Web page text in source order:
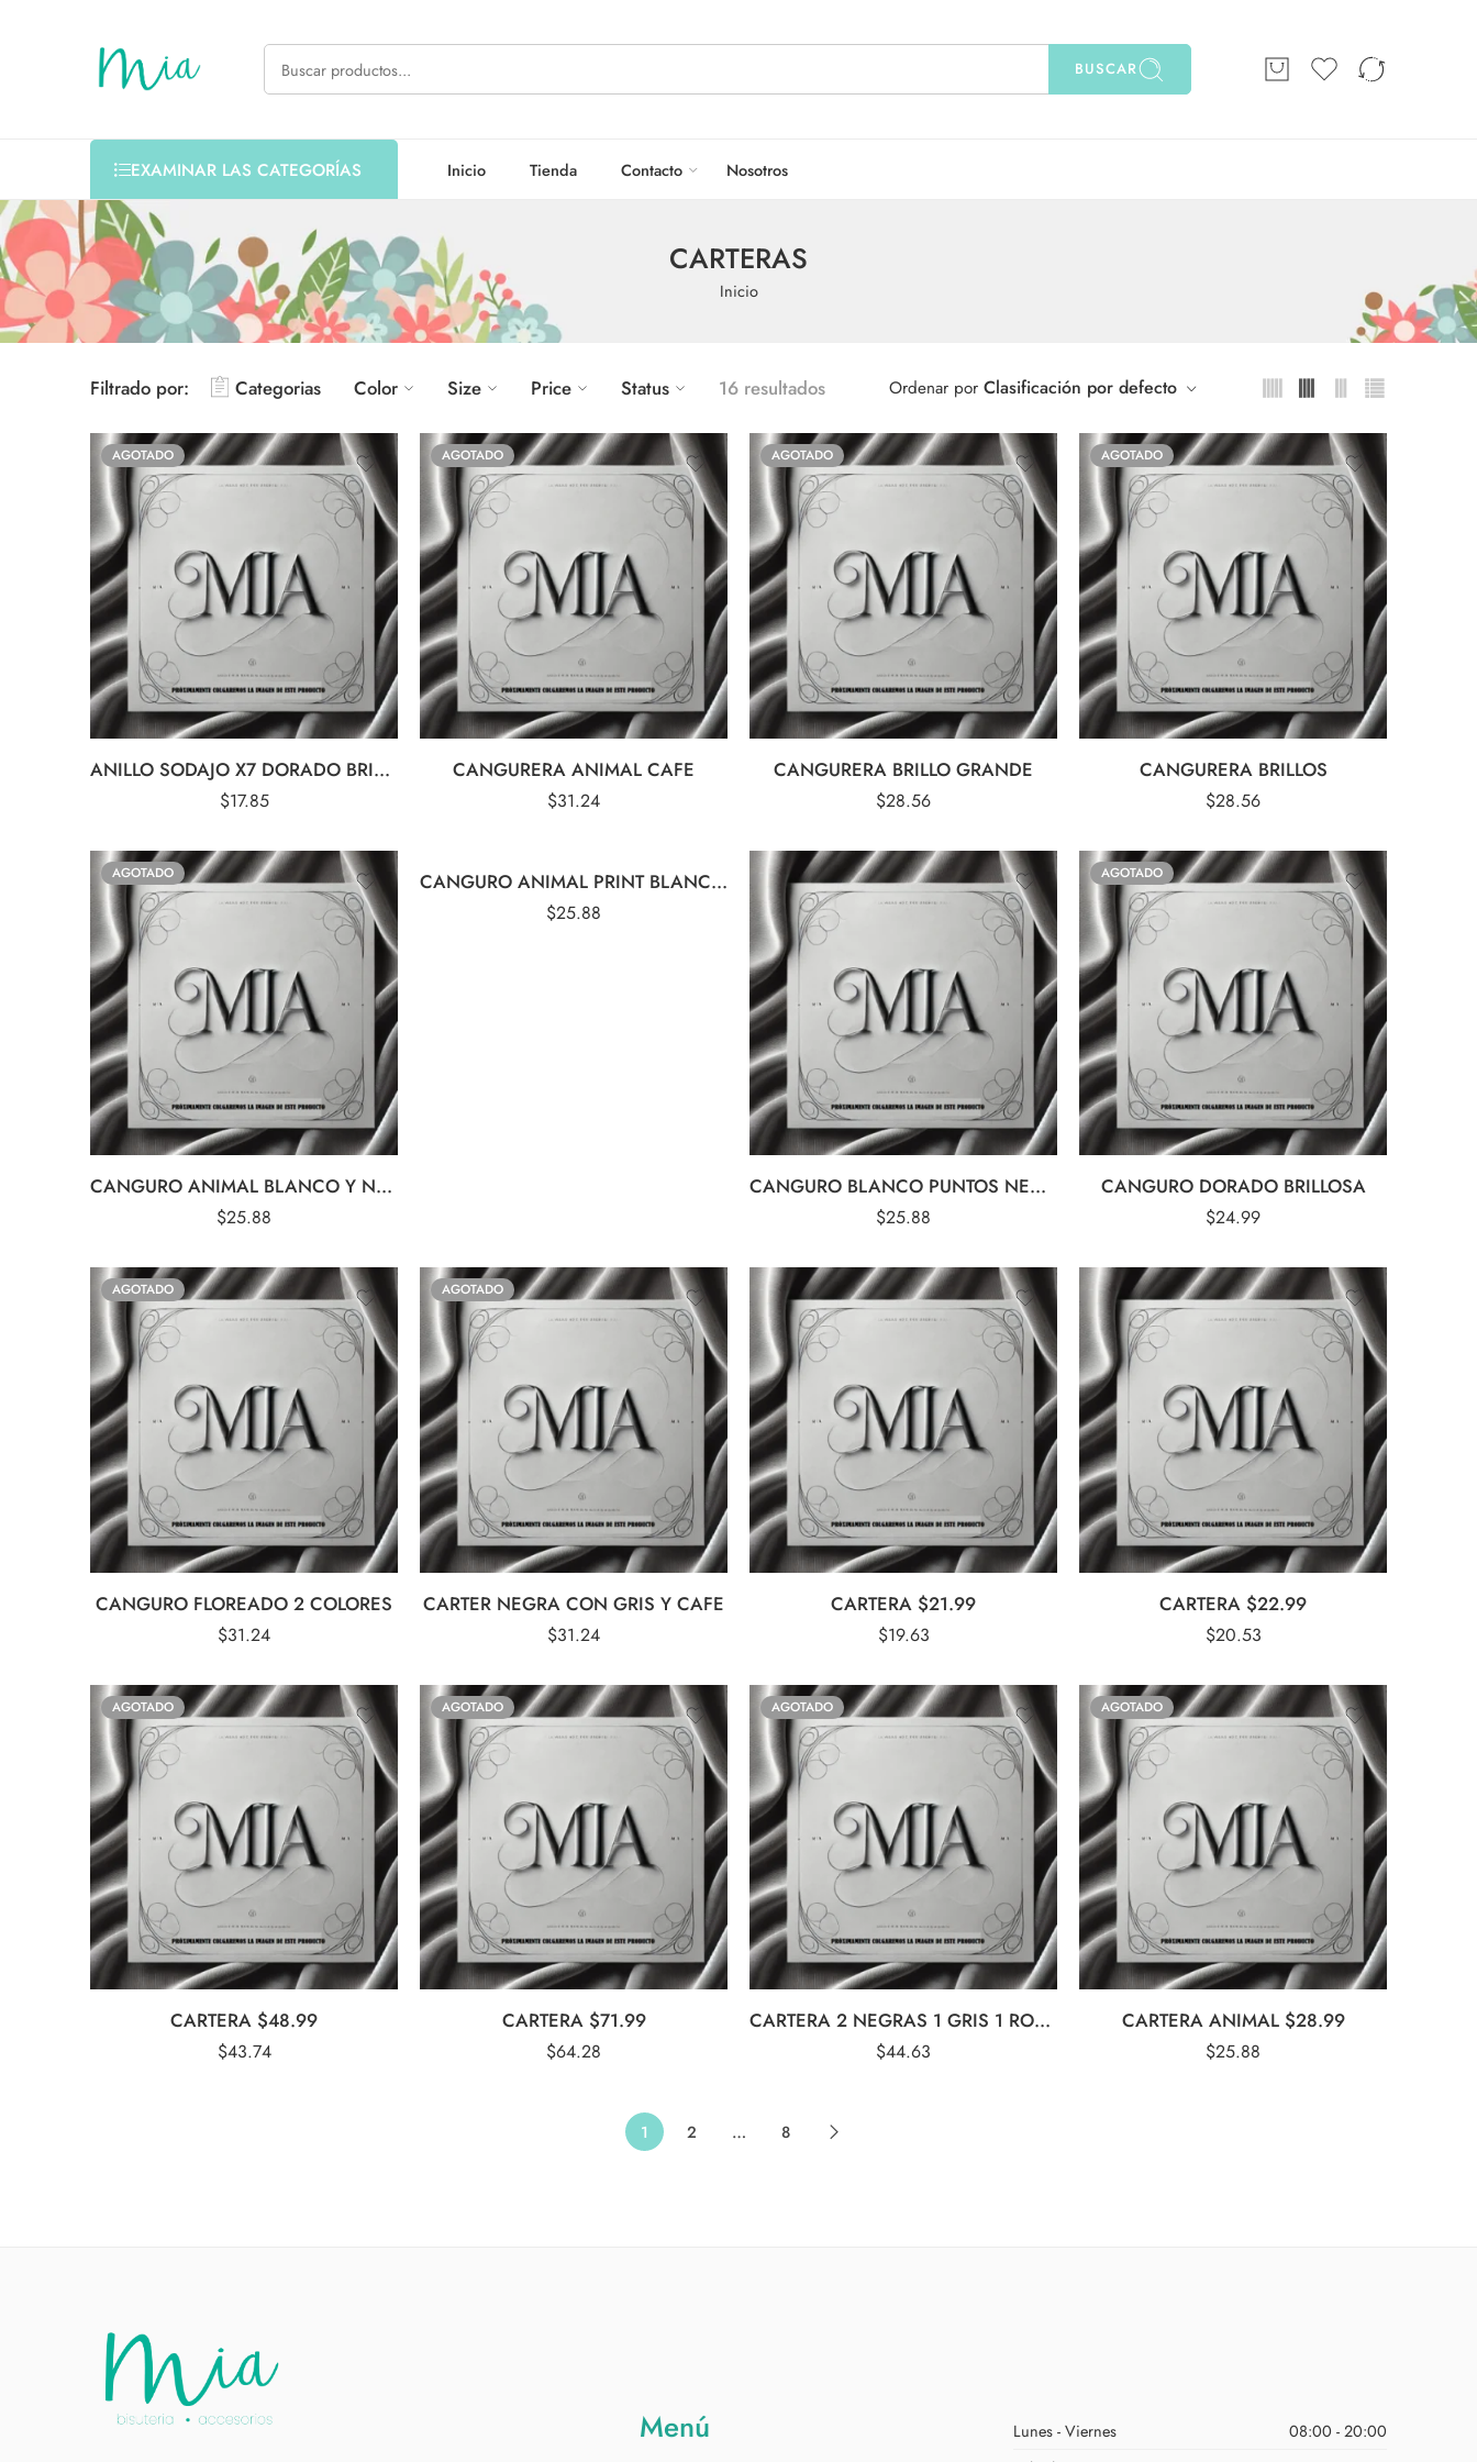
BUSCAR
EXAMINAR LAS CATEGORÍAS Inicio Tienda Contacto Nosotros
CARTERAS
Inicio
Filtrado por: Categorias Color Size Price Status 16 resultados Ordenar por Clasificación por defecto
AGOTADO
ANILLO SODAJO X7 DORADO BRILLO
$17.85
AGOTADO
CANGURERA ANIMAL CAFE
$31.24
AGOTADO
CANGURERA BRILLO GRANDE
$28.56
AGOTADO
CANGURERA BRILLOS
$28.56
AGOTADO
CANGURO ANIMAL BLANCO Y NEGRO
$25.88
AGOTADO CANGURO ANIMAL PRINT BLANCO CAFE
$25.88
CANGURO BLANCO PUNTOS NEGROS
$25.88
AGOTADO
CANGURO DORADO BRILLOSA
$24.99
AGOTADO
CANGURO FLOREADO 2 COLORES
$31.24
AGOTADO
CARTER NEGRA CON GRIS Y CAFE
$31.24
CARTERA $21.99
$19.63
CARTERA $22.99
$20.53
AGOTADO
CARTERA $48.99
$43.74
AGOTADO
CARTERA $71.99
$64.28
AGOTADO
CARTERA 2 NEGRAS 1 GRIS 1 ROSA
$44.63
AGOTADO
CARTERA ANIMAL $28.99
$25.88
1 2 … 8
Menú Lunes - Viernes
08:00 - 20:00